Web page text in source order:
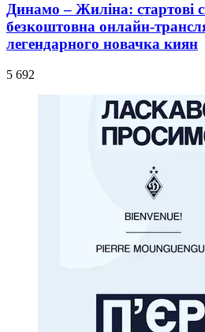
Динамо – Жиліна: стартові
безкоштовна онлайн-
легендарного новачка киян
5 692